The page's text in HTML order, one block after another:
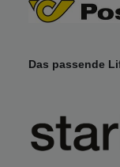
Das passende